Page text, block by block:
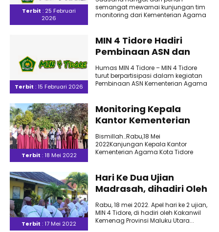
Terbit : 25 Februari
2026
Kemenag Kota Tidore
Kepulauan di Bulan
semangat mewarnai kunjungan tim
monitoring dari Kementerian Agama
Terbit : 15 Februari 2026
MIN 4 Tidore Hadiri
Pembinaan ASN dan
Kunjungan Kerja Sekjen
Kemenag RI
Humas MIN 4 Tidore – MIN 4 Tidore
turut berpartisipasi dalam kegiatan
Pembinaan ASN Kementerian Agama
Terbit : 18 Mei 2022
Monitoring Kepala
Kantor Kementerian
Agama Kota Tidore
Kepulauan
Bismillah…Rabu,18 Mei
2022Kanjungan Kepala Kantor
Kementerian Agama Kota Tidore
Pelaksanaan Ujian Madrasah (..
Terbit : 17 Mei 2022
Hari Ke Dua Ujian
Madrasah, dihadiri Oleh
Kakanwil Kemenag
Provinsi Maluku Utara
Rabu, 18 mei 2022. Apel hari ke 2 ujian,
MIN 4 Tidore, di hadiri oleh Kakanwil
Kemenag Provinsi Maluku Utara...